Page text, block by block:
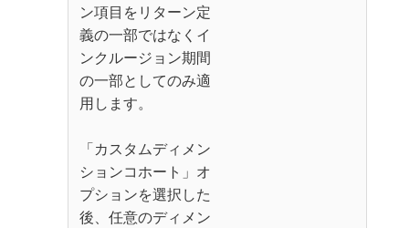
ン項目をリターン定
義の一部ではなくイ
ンクルージョン期間
の一部としてのみ適
用します。
「カスタムディメン
ションコホート」オ
プションを選択した
後、任意のディメン